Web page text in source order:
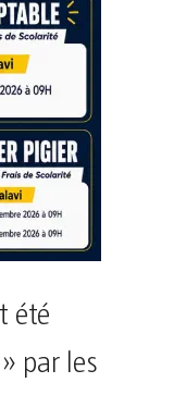
été
par les